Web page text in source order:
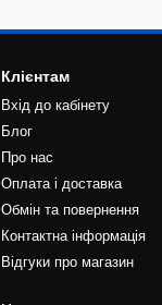
Клієнтам
Вхід до кабінету
Блог
Про нас
Оплата і доставка
Обмін та повернення
Контактна інформація
Відгуки про магазин